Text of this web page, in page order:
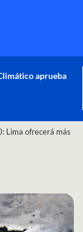
aprueba
Lima ofrecerá más